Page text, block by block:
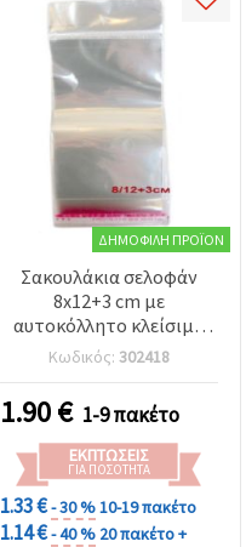
ΔΗΜΟΦΙΛΉ ΠΡΟΪΌΝ
Σακουλάκια σελοφάν
8x12+3 cm με
αυτοκόλλητο κλείσιμο
και οπή ανάρτησης,
πάχος 30 μm –
Συσκευασία 200 τεμ.
Κωδικός: 302418
1.90€ 1-9 πακέτο
ΕΚΠΤΏΣΕΙΣ
ΓΙΑ ΠΟΣΌΤΗΤΑ
1.33 €- 30 %10-19 πακέτο
1.14 €- 40 % 20 πακέτο +